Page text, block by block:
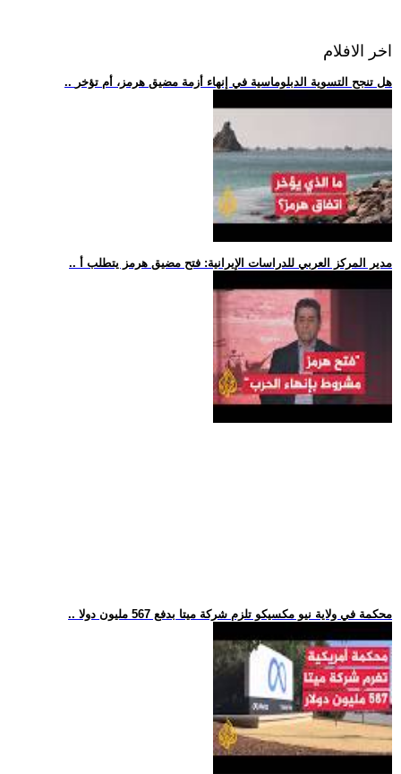
اخر الافلام
.. هل تنجح التسوية الدبلوماسية في إنهاء أزمة مضيق هرمز، أم تؤخر
.. مدير المركز العربي للدراسات الإيرانية: فتح مضيق هرمز يتطلب أ
.. محكمة في ولاية نيو مكسيكو تلزم شركة ميتا بدفع 567 مليون دولا